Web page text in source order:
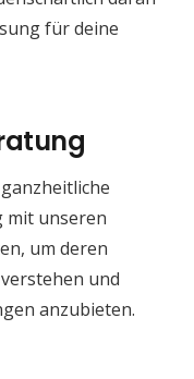
für deine
mit unseren
um deren
und
anzubieten.